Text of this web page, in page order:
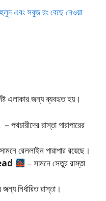
এবং সবুজ রং বেছে নেওয়া
এলাকার জন্য ব্যবহৃত হয়।
– পথচারীদের রাস্তা পারাপারের
রেললাইন পারাপার রয়েছে।
– সামনে সেতুর রাস্তা
নির্ধারিত রাস্তা।